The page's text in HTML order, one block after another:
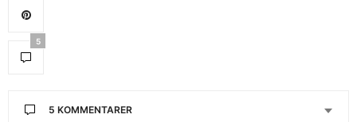
5
5 KOMMENTARER